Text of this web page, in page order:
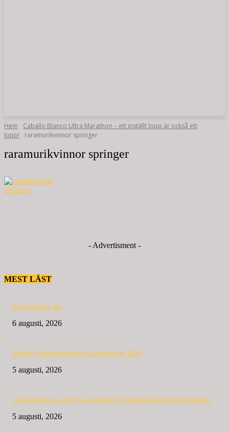
Hem
Caballo Blanco Ultra Marathon – ett inställt lopp är också ett
lopp!
raramurikvinnor springer
raramurikvinnor springer
- Advertisment -
MEST LÄST
Nytt nummer ute
6 augusti, 2026
Bildspel Sparbanksjoggen Katrineholm 2026
5 augusti, 2026
Landslagslöpare satte nya banrekord i Sparbanksjoggen Katrineholm
5 augusti, 2026